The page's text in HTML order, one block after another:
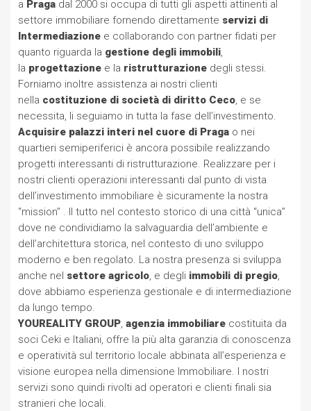
a Praga dal 2000 si occupa di tutti gli aspetti attinenti al
settore immobiliare fornendo direttamente servizi di
Intermediazione e collaborando con partner fidati per
quanto riguarda la gestione degli immobili,
la progettazione e la ristrutturazione degli stessi.
Forniamo inoltre assistenza ai nostri clienti
nella costituzione di società di diritto Ceco, e se
necessita, li seguiamo in tutta la fase dell’investimento.
Acquisire palazzi interi nel cuore di Praga o nei
quartieri semiperiferici è ancora possibile realizzando
progetti interessanti di ristrutturazione. Realizzare per i
nostri clienti operazioni interessanti dal punto di vista
dell’investimento immobiliare è sicuramente la nostra
“mission” . Il tutto nel contesto storico di una città “unica”
dove ne condividiamo la salvaguardia dell’ambiente e
dell’architettura storica, nel contesto di uno sviluppo
moderno e ben regolato. La nostra presenza si sviluppa
anche nel settore agricolo, e degli immobili di pregio,
dove abbiamo esperienza gestionale e di intermediazione
da lungo tempo.
YOUREALITY GROUP, agenzia immobiliare costituita da
soci Ceki e Italiani, offre la più alta garanzia di conoscenza
e operatività sul territorio locale abbinata all’esperienza e
visione europea nella dimensione Immobiliare. I nostri
servizi sono quindi rivolti ad operatori e clienti finali sia
stranieri che locali.